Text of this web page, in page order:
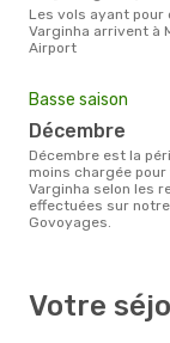
Les vols ayant pour destination
Varginha arrivent à
Airport
Basse saison
décembre
décembre est la période la
moins chargée
Varginha selon les
effectuées sur notre
Govoyages.
Votre